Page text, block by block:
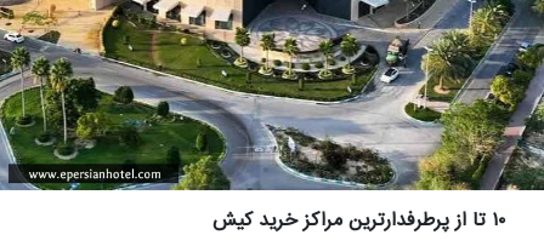
۱۰ تا از پرطرفدارترین مراکز خرید کیش